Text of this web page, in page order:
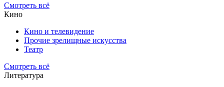
Смотреть всё
Кино
Кино и телевидение
Прочие зрелищные искусства
Театр
Смотреть всё
Литература